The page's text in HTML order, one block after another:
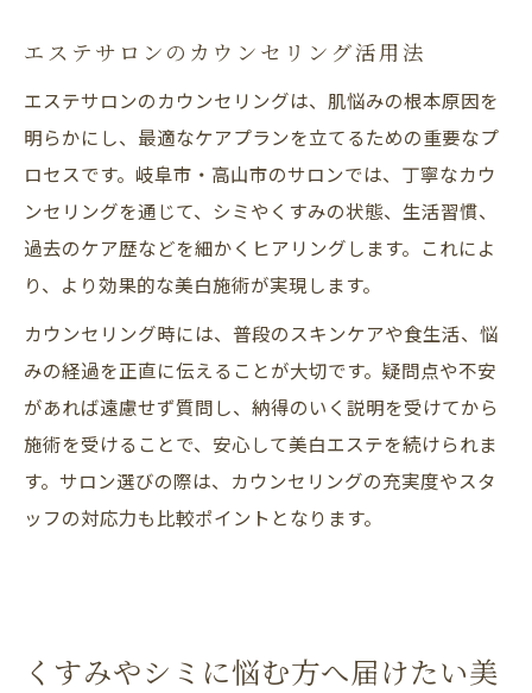
エステサロンのカウンセリング活用法
エステサロンのカウンセリングは、肌悩みの根本原因を
明らかにし、最適なケアプランを立てるための重要なプ
ロセスです。岐阜市・高山市のサロンでは、丁寧なカウ
ンセリングを通じて、シミやくすみの状態、生活習慣、
過去のケア歴などを細かくヒアリングします。これによ
り、より効果的な美白施術が実現します。
カウンセリング時には、普段のスキンケアや食生活、悩
みの経過を正直に伝えることが大切です。疑問点や不安
があれば遠慮せず質問し、納得のいく説明を受けてから
施術を受けることで、安心して美白エステを続けられま
す。サロン選びの際は、カウンセリングの充実度やスタ
ッフの対応力も比較ポイントとなります。
くすみやシミに悩む方へ届けたい美